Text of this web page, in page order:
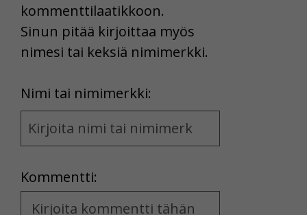
kommenttilaatikkoon.
Sinun pitää kirjoittaa myös
nimesi tai keksiä nimimerkki.
Nimi tai nimimerkki:
Name
and
Kommentti:
Kommentti